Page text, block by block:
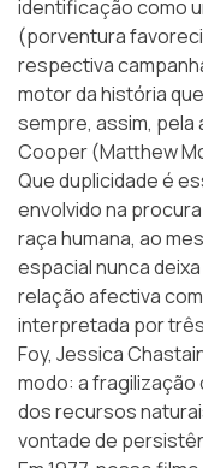
identificação como
(porventura
respectiva
motor da história
sempre, assim, pela
Cooper (Matthew
Que duplicidade é
envolvido na
raça humana, ao
espacial nunca
relação afectiva
interpretada por
Foy, Jessica
modo: a fragilização
dos recursos
vontade de